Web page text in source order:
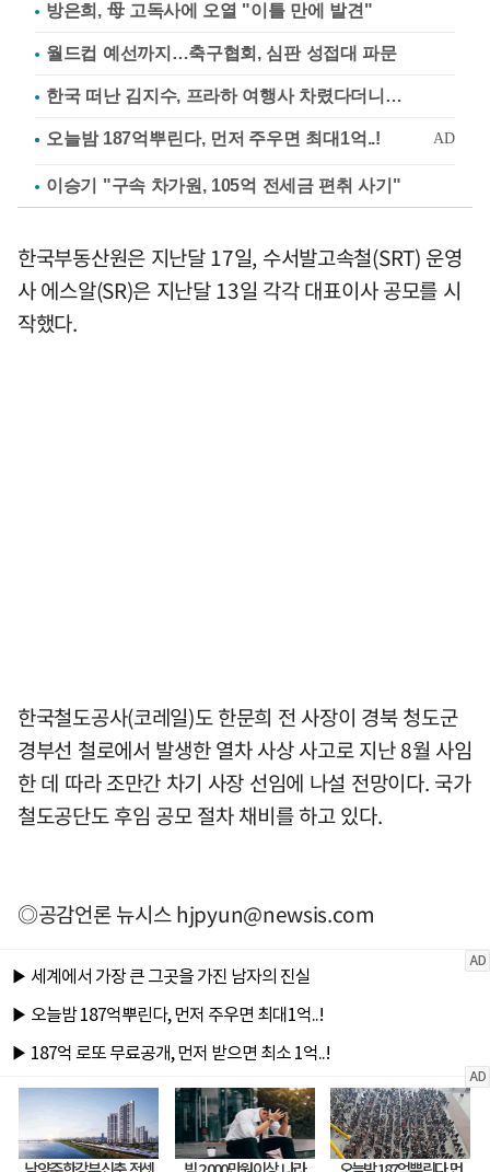
방은희, 母 고독사에 오열 "이틀 만에 발견"
월드컵 예선까지…축구협회, 심판 성접대 파문
한국 떠난 김지수, 프라하 여행사 차렸다더니…
이승기 "구속 차가원, 105억 전세금 편취 사기"
한국부동산원은 지난달 17일, 수서발고속철(SRT) 운영
사 에스알(SR)은 지난달 13일 각각 대표이사 공모를 시
작했다.
한국철도공사(코레일)도 한문희 전 사장이 경북 청도군
경부선 철로에서 발생한 열차 사상 사고로 지난 8월 사임
한 데 따라 조만간 차기 사장 선임에 나설 전망이다. 국가
철도공단도 후임 공모 절차 채비를 하고 있다.
◎공감언론 뉴시스hjpyun@newsis.com